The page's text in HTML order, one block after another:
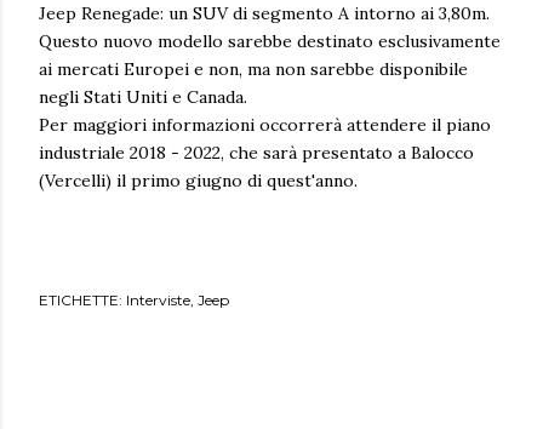
Jeep Renegade: un SUV di segmento A intorno ai 3,80m.
Questo nuovo modello sarebbe destinato esclusivamente
ai mercati Europei e non, ma non sarebbe disponibile
negli Stati Uniti e Canada.
Per maggiori informazioni occorrerà attendere il piano
industriale 2018 - 2022, che sarà presentato a Balocco
(Vercelli) il primo giugno di quest'anno.
ETICHETTE: Interviste Jeep